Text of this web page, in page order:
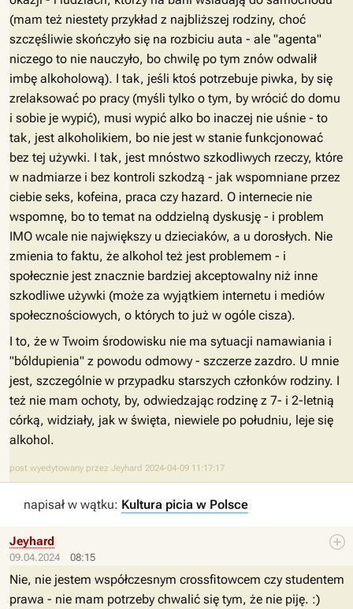
(mam też niestety przykład z najbliższej rodziny, choć
szczęśliwie skończyło się na rozbiciu auta - ale "agenta"
niczego to nie nauczyło, bo chwilę po tym znów odwalił
imbę alkoholową). I tak, jeśli ktoś potrzebuje piwka, by się
zrelaksować po pracy (myśli tylko o tym, by wrócić do domu
i sobie je wypić), musi wypić alko bo inaczej nie uśnie - to
tak, jest alkoholikiem, bo nie jest w stanie funkcjonować
bez tej używki. I tak, jest mnóstwo szkodliwych rzeczy, które
w nadmiarze i bez kontroli szkodzą - jak wspomniane przez
ciebie seks, kofeina, praca czy hazard. O internecie nie
wspomnę, bo to temat na oddzielną dyskusję - i problem
IMO wcale nie największy u dzieciaków, a u dorosłych. Nie
zmienia to faktu, że alkohol też jest problemem - i
społecznie jest znacznie bardziej akceptowalny niż inne
szkodliwe używki (może za wyjątkiem internetu i mediów
społecznościowych, o których to już w ogóle cisza).
I to, że w Twoim środowisku nie ma sytuacji namawiania i
"bóldupienia" z powodu odmowy - szczerze zazdro. U mnie
jest, szczególnie w przypadku starszych członków rodziny. I
też nie mam ochoty, by, odwiedzając rodzinę z 7- i 2-letnią
córką, widziały, jak w święta, niewiele po południu, leje się
alkohol.
post wyedytowany przez Jeyhard 2024-04-09 11:17:17
napisał w wątku: Kultura picia w Polsce
09.04.2024 08:15
Jeyhard
Nie, nie jestem współczesnym crossfitowcem czy studentem
prawa - nie mam potrzeby chwalić się tym, że nie piję. :)